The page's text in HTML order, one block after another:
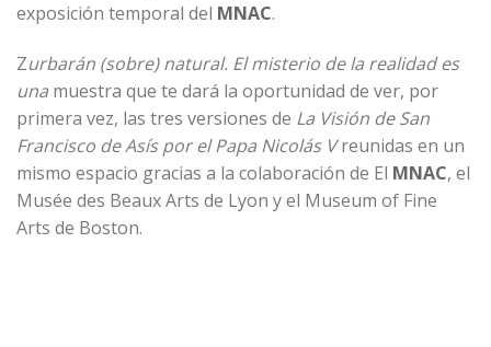
exposición temporal del MNAC.
Zurbarán (sobre) natural. El misterio de la realidad es
una muestra que te dará la oportunidad de ver, por
primera vez, las tres versiones de La Visión de San
Francisco de Asís por el Papa Nicolás Vreunidas en un
mismo espacio gracias a la colaboración de El MNAC, el
Musée des Beaux Arts de Lyon y el Museum of Fine
Arts de Boston.